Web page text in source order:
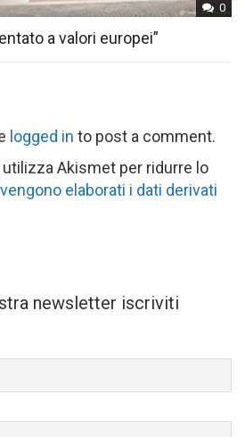
0
a valori europei”
logged in to post a comment.
Akismet per ridurre lo
elaborati i dati derivati
newsletter iscriviti